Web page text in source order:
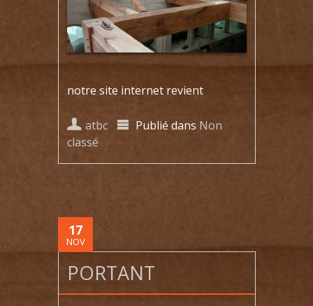
notre site internet revient
atbc Publié dans Non
classé
17
NOV
PORTANT